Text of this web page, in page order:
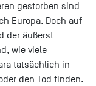
gestorben sind
Europa. Doch auf
der äußerst
wie viele
tatsächlich in
den Tod finden.